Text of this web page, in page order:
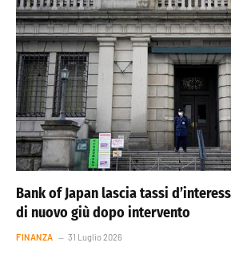
Bank of Japan lascia tassi
di nuovo giù dopo intervento
FINANZA 31 Luglio 2026